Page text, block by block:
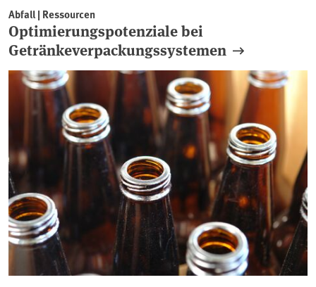
Abfall | Ressourcen
Optimierungspotenziale bei
Getränkeverpackungssystemen